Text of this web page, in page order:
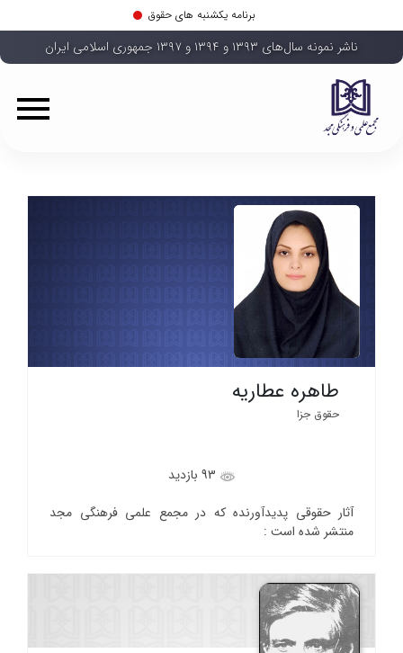
برنامه یکشنبه های حقوق
ناشر نمونه سال‌های ۱۳۹۳ و ۱۳۹۴ و ۱۳۹۷ جمهوری اسلامی ایران
طاهره عطاریه
حقوق جزا
آثار حقوقی پدیدآورنده که در مجمع علمی فرهنگی مجد
منتشر شده است :